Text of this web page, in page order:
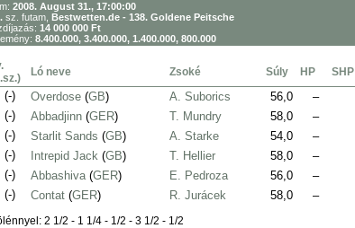
2008. August 31., 17:00:00
sz. futam, Bestwetten.de - 138. Goldene Peitsche
14 000 000 Ft
8.400.000, 3.400.000, 1.400.000, 800.000
Ló neve Zsoké Súly HP SHP
(-) Overdose (GB) A. Suborics 56,0 –
(-) Abbadjinn (GER) T. Mundry 58,0 –
(-) Starlit Sands (GB) A. Starke 54,0 –
(-) Intrepid Jack (GB) T. Hellier 58,0 –
(-) Abbashiva(GER) E. Pedroza 56,0 –
(-) Contat (GER) R. Jurácek 58,0 –
2 1/2 - 1 1/4 - 1/2 - 3 1/2 - 1/2